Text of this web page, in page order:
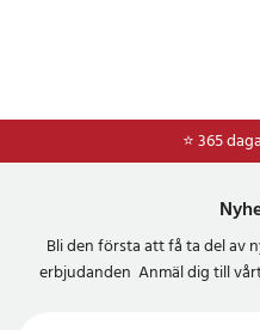
⭐ 365
⭐
Bli den första att få ta del av
erbjudanden Anmäl dig till